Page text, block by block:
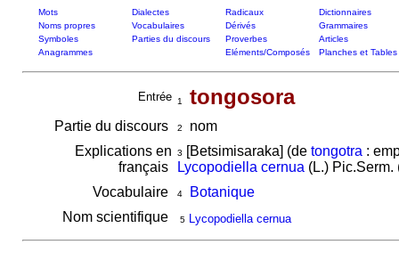
Mots Dialectes Radicaux
Dictionnaires
Noms propres
Vocabulaires Dérivés
Grammaires
Symboles
Parties du discours Proverbes
Articles
Anagrammes
Eléments/Composés Planches et Tables
Entrée 1 tongosora
Partie du discours 2
nom
Explications en
français
3 [Betsimisaraka] (de tongotra :
Lycopodiella cernua (L.)
Vocabulaire
4
Botanique
Nom scientifique
5 Lycopodiella cernua